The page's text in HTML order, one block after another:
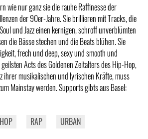
wie nur ganz sie die rauhe Raffinesse der
der 90er-Jahre. Sie brillieren mit Tracks, die
und Jazz einen kernigen, schroff unverblümten
die Bässe stechen und die Beats blühen. Sie
frech und deep, sexy und smooth und
Acts des Goldenen Zeitalters des Hip-Hop,
ihrer musikalischen und lyrischen Kräfte, muss
Mainstay werden. Supports gibts aus Basel:
RAP URBAN